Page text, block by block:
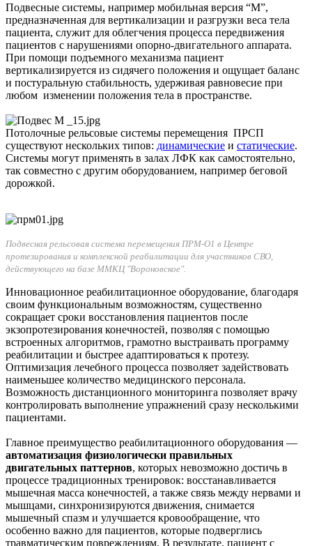
Подвесные системы, например мобильная версия “М”,
предназначенная для вертикализации и разгрузки веса тела
пациента, служит для облегчения процесса передвижения
пациентов с нарушениями опорно-двигательного аппарата.
При помощи подъемного механизма пациент
вертикализируется из сидячего положения и ощущает баланс
и постуральную стабильность, удерживая равновесие при
любом изменении положения тела в пространстве.
Потолочные рельсовые системы перемещения ПРСП
существуют нескольких типов: динамические и статические.
Системы могут применять в залах ЛФК как самостоятельно,
так совместно с другим оборудованием, например беговой
дорожкой.
Подвесная рельсовая система перемещения ПРМ-О1 в Центре
протезирования и комплексной реабилитации для участников СВО,
действующего на базе ММКЦ "Вороновское".
Инновационное реабилитационное оборудование, благодаря
своим функциональным возможностям, существенно
сокращает сроки восстановления пациентов после
экзопротезирования конечностей, позволяя с помощью
встроенных алгоритмов, грамотно выстраивать программу
реабилитации и быстрее адаптироваться к протезу.
Оптимизация лечебного процесса позволяет задействовать
наименьшее количество медицинского персонала.
Возможность дистанционного мониторинга позволяет врачу
контролировать выполнение упражнений сразу несколькими
пациентами.
Главное преимущество реабилитационного оборудования —
автоматизация физиологически правильных
двигательных паттернов, которых невозможно достичь в
процессе традиционных тренировок: восстанавливается
мышечная масса конечностей, а также связь между нервами и
мышцами, синхронизируются движения, снимается
мышечный спазм и улучшается кровообращение, что
особенно важно для пациентов, которые подверглись
травматическим повреждениям. В результате, пациент с